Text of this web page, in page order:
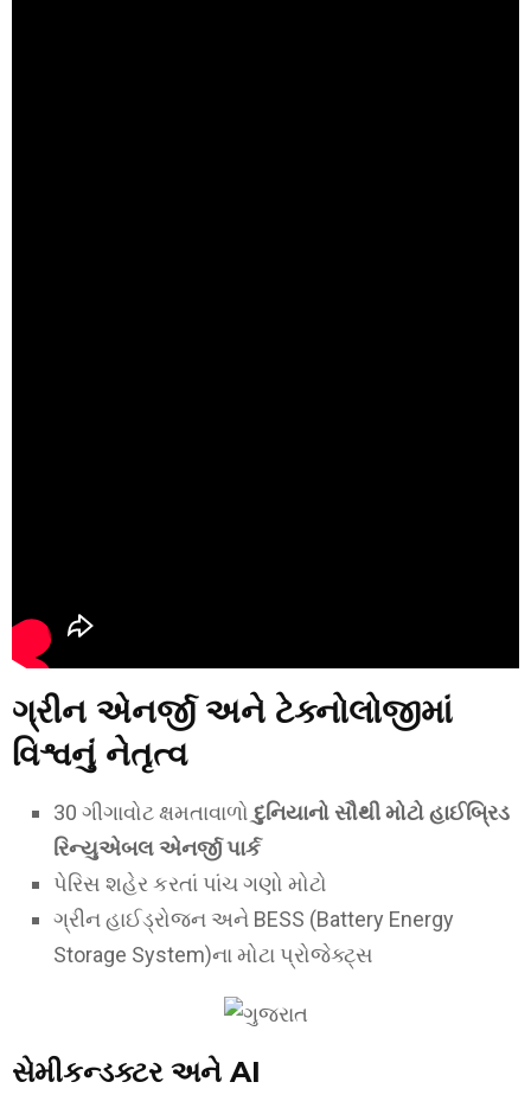
ગ્રીન એનર્જી અને ટેક્નોલોજીમાં
વિશ્વનું નેતૃત્વ
30 ગીગાવોટ ક્ષમતાવાળો દુનિયાનો સૌથી મોટો હાઈબ્રિડ
રિન્યુએબલ એનર્જી પાર્ક
પેરિસ શહેર કરતાં પાંચ ગણો મોટો
ગ્રીન હાઈડ્રોજન અને BESS (Battery Energy
Storage System)ના મોટા પ્રોજેક્ટ્સ
સેમીકન્ડક્ટર અને AI